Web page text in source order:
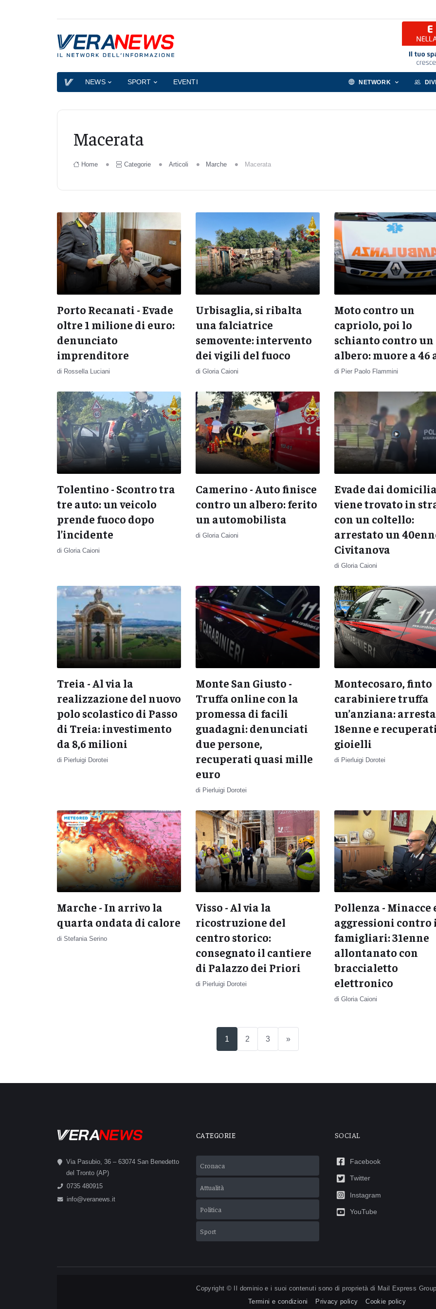
NEWS SPORT EVENTI NETWORK
Macerata
Home Categorie Articoli Marche Macerata
Porto Recanati - Evade
oltre 1 milione di euro:
denunciato
imprenditore
di Rossella Luciani
Urbisaglia, si ribalta
una falciatrice
semovente: intervento
dei vigili del fuoco
di Gloria Caioni
Moto contro un
capriolo, poi lo
schianto contro un
albero: muore a 46
di Pier Paolo Flammini
Tolentino - Scontro tra
tre auto: un veicolo
prende fuoco dopo
l’incidente
di Gloria Caioni
Camerino - Auto finisce
contro un albero: ferito
un automobilista
di Gloria Caioni
Evade dai
viene trovato in
con un coltello:
arrestato un
Civitanova
di Gloria Caioni
Treia - Al via la
realizzazione del nuovo
polo scolastico di Passo
di Treia: investimento
da 8,6 milioni
di Pierluigi Dorotei
Monte San Giusto -
Truffa online con la
promessa di facili
guadagni: denunciati
due persone,
recuperati quasi mille
euro
di Pierluigi Dorotei
Montecosaro, finto
carabiniere truffa
un’anziana:
18enne e
gioielli
di Pierluigi Dorotei
Marche - In arrivo la
quarta ondata di calore
di Stefania Serino
Visso - Al via la
ricostruzione del
centro storico:
consegnato il cantiere
di Palazzo dei Priori
di Pierluigi Dorotei
Pollenza - Minacce
aggressioni contro
famigliari: 31enne
allontanato con
braccialetto
elettronico
di Gloria Caioni
1 (current)
2 3 »
Via Pasubio, 36 – 63074 San Benedetto
del Tronto (AP)
0735 480915
info@veranews.it
CATEGORIE
Cronaca
Attualità
Politica
Sport
SOCIAL
Facebook
Twitter
Instagram
YouTube
Copyright © Il dominio e i suoi contenuti sono di proprietà di Mail Express
Termini e condizioni
Privacy policy Cookie policy